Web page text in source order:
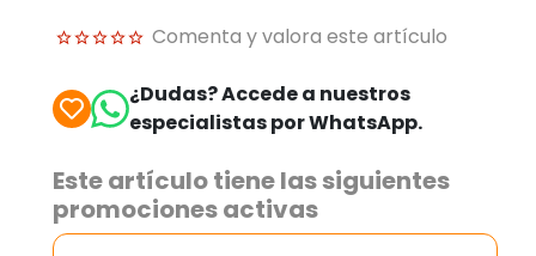
Comenta y valora este artículo
¿Dudas? Accede a nuestros
especialistas por WhatsApp.
Este artículo tiene las siguientes
promociones activas